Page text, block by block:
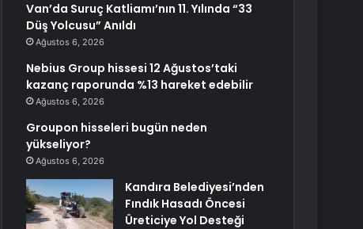
Van’da Suruç Katliamı’nın 11. Yılında “33
Düş Yolcusu” Anıldı
Ağustos 6, 2026
Nebius Group hissesi 12 Ağustos’taki
kazanç raporunda %13 hareket edebilir
Ağustos 6, 2026
Groupon hisseleri bugün neden
yükseliyor?
Ağustos 6, 2026
Kandıra Belediyesi’nden
Fındık Hasadı Öncesi
Üreticiye Yol Desteği